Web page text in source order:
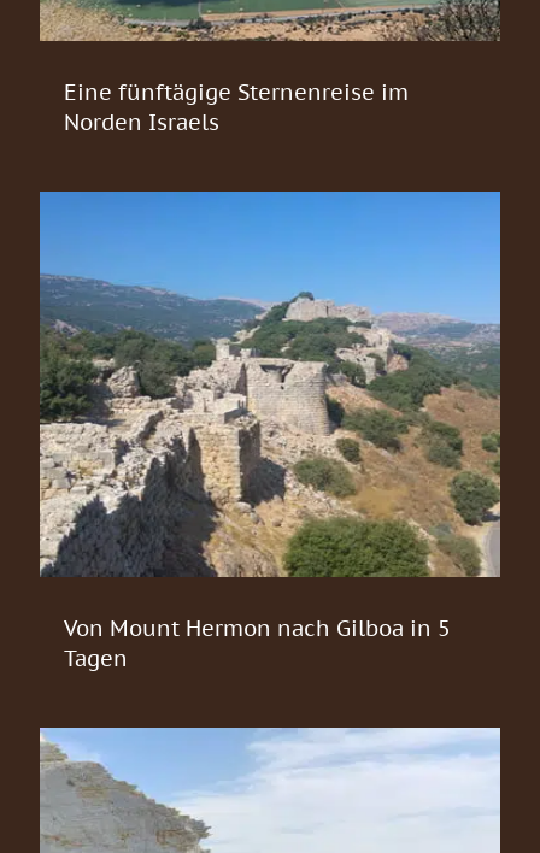
Eine fünftägige Sternenreise im
Norden Israels
Von Mount Hermon nach Gilboa in 5
Tagen